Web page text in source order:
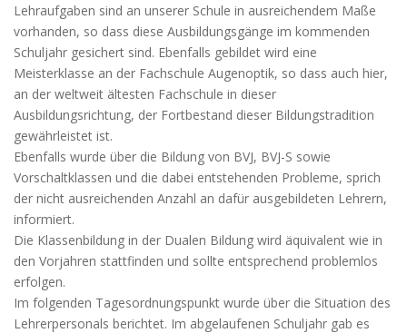
Lehraufgaben sind an unserer Schule in ausreichendem Maße
vorhanden, so dass diese Ausbildungsgänge im kommenden
Schuljahr gesichert sind. Ebenfalls gebildet wird eine
Meisterklasse an der Fachschule Augenoptik, so dass auch hier,
an der weltweit ältesten Fachschule in dieser
Ausbildungsrichtung, der Fortbestand dieser Bildungstradition
gewährleistet ist.
Ebenfalls wurde über die Bildung von BVJ, BVJ-S sowie
Vorschaltklassen und die dabei entstehenden Probleme, sprich
der nicht ausreichenden Anzahl an dafür ausgebildeten Lehrern,
informiert.
Die Klassenbildung in der Dualen Bildung wird äquivalent wie in
den Vorjahren stattfinden und sollte entsprechend problemlos
erfolgen.
Im folgenden Tagesordnungspunkt wurde über die Situation des
Lehrerpersonals berichtet. Im abgelaufenen Schuljahr gab es